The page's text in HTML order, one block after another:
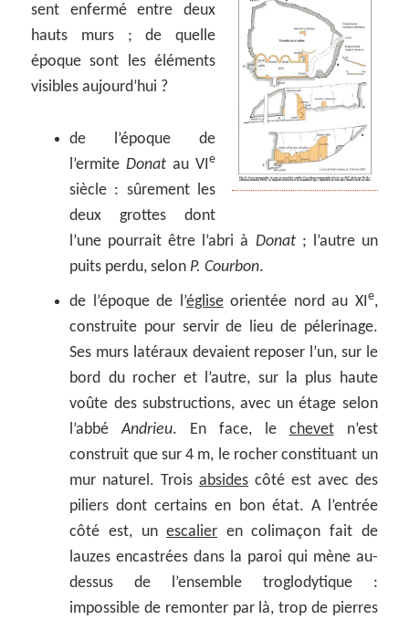
sent enfermé entre deux
hauts murs ; de quelle
époque sont les éléments
visibles aujourd’hui ?
de l’époque de
l’ermiteDonat au VI e
siècle : sûrement les
deux grottes dont
l’une pourrait être l’abri à Donat; l’autre un
puits perdu, selon P. Courbon.
de l’époque de l’égliseorientée nord au XI e,
construite pour servir de lieu de pélerinage.
Ses murs latéraux devaient reposer l’un, sur le
bord du rocher et l’autre, sur la plus haute
voûte des substructions, avec un étage selon
l’abbéAndrieu. En face, le chevetn’est
construit que sur 4 m, le rocher constituant un
mur naturel. Troisabsides côté est avec des
piliers dont certains en bon état. A l’entrée
côté est, unescalier en colimaçon fait de
lauzes encastrées dans la paroi qui mène au-
dessus de l’ensemble troglodytique :
impossible de remonter par là, trop de pierres